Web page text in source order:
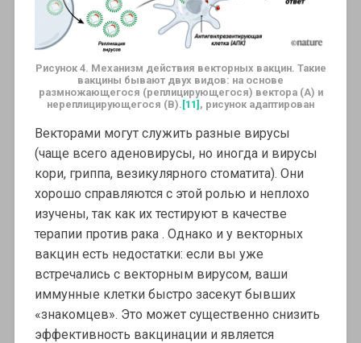
Рисунок 4. Механизм действия векторных вакцин. Такие
вакцины бывают двух видов: на основе
размножающегося (реплицирующегося) вектора (A) и
нереплицирующегося (B). [11], рисунок адаптирован
Векторами могут служить разные вирусы
(чаще всего аденовирусы, но иногда и вирусы
кори, гриппа, везикулярного стоматита). Они
хорошо справляются с этой ролью и неплохо
изучены, так как их тестируют в качестве
терапии против рака . Однако и у векторных
вакцин есть недостатки: если вы уже
встречались с векторным вирусом, ваши
иммунные клетки быстро засекут бывших
«знакомцев». Это может существенно снизить
эффективность вакцинации и является